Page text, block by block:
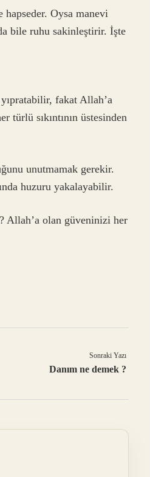
hapseder. Oysa manevi
bile ruhu sakinleştirir. İşte
fakat Allah’a
türlü sıkıntının üstesinden
unutmamak gerekir.
huzuru yakalayabilir.
Allah’a olan güveninizi her
Sonraki Yazı
Danım ne demek ?